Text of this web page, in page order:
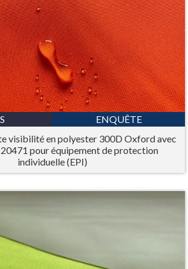
ENQUÊTE
visibilité en polyester 300D Oxford avec
pour équipement de protection
individuelle (EPI)